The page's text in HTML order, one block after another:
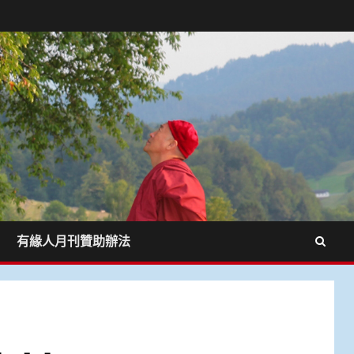
有緣人月刊贊助辦法